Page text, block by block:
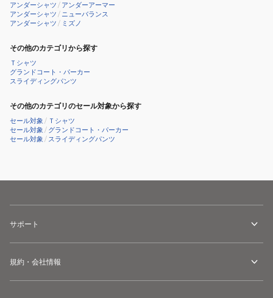
アンダーシャツ / アンダーアーマー
アンダーシャツ / ニューバランス
アンダーシャツ / ミズノ
その他のカテゴリから探す
Ｔシャツ
グランドコート・パーカー
スライディングパンツ
その他のカテゴリのセール対象から探す
セール対象 / Ｔシャツ
セール対象 / グランドコート・パーカー
セール対象 / スライディングパンツ
サポート
規約・会社情報